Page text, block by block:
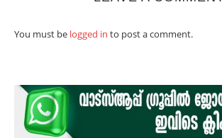
You must be logged in to post a comment.